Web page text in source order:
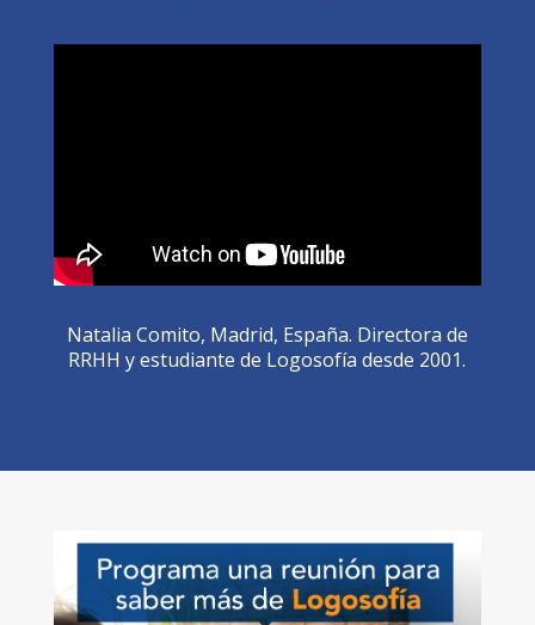
Natalia Comito, Madrid, España. Directora de
RRHH y estudiante de Logosofía desde 2001.